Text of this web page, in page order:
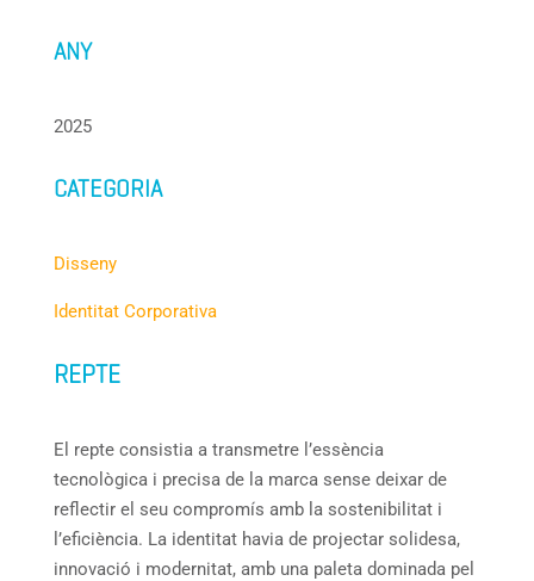
ANY
2025
CATEGORIA
Disseny
Identitat Corporativa
REPTE
El repte consistia a transmetre l’essència
tecnològica i precisa de la marca sense deixar de
reflectir el seu compromís amb la sostenibilitat i
l’eficiència. La identitat havia de projectar solidesa,
innovació i modernitat, amb una paleta dominada pel